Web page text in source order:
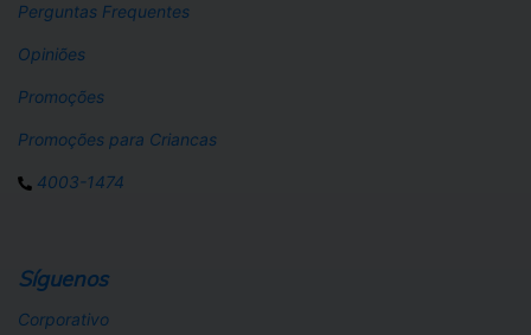
Perguntas Frequentes
Opiniões
Promoções
Promoções para Criancas
4003-1474
Síguenos
Corporativo